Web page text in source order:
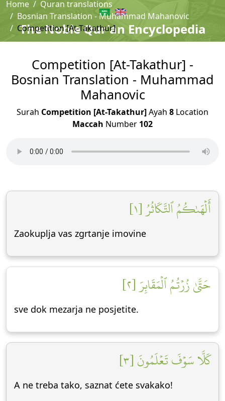
The Noble Qur'an Encyclopedia
Home
Quran translations
Bosnian Translation - Muhammad Mahanovic
Competition [At-Takathur]
Competition [At-Takathur] -
Bosnian Translation - Muhammad
Mahanovic
Surah Competition [At-Takathur]Ayah 8 Location
Maccah Number 102
أَلۡهَىٰكُمُ ٱلتَّكَاثُرُ [١]
Zaokuplja vas zgrtanje imovine
حَتَّىٰ زُرۡتُمُ ٱلۡمَقَابِرَ [٢]
sve dok mezarja ne posjetite.
كَلَّا سَوۡفَ تَعۡلَمُونَ [٣]
A ne treba tako, saznat ćete svakako!